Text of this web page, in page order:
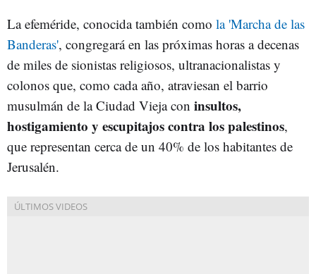
La efeméride, conocida también como la 'Marcha de las
Banderas', congregará en las próximas horas a decenas
de miles de sionistas religiosos, ultranacionalistas y
colonos que, como cada año, atraviesan el barrio
musulmán de la Ciudad Vieja con insultos,
hostigamiento y escupitajos contra los palestinos,
que representan cerca de un 40% de los habitantes de
Jerusalén.